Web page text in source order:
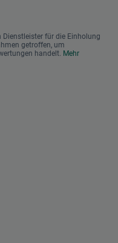
für die Einholung
getroffen, um
handelt. Mehr